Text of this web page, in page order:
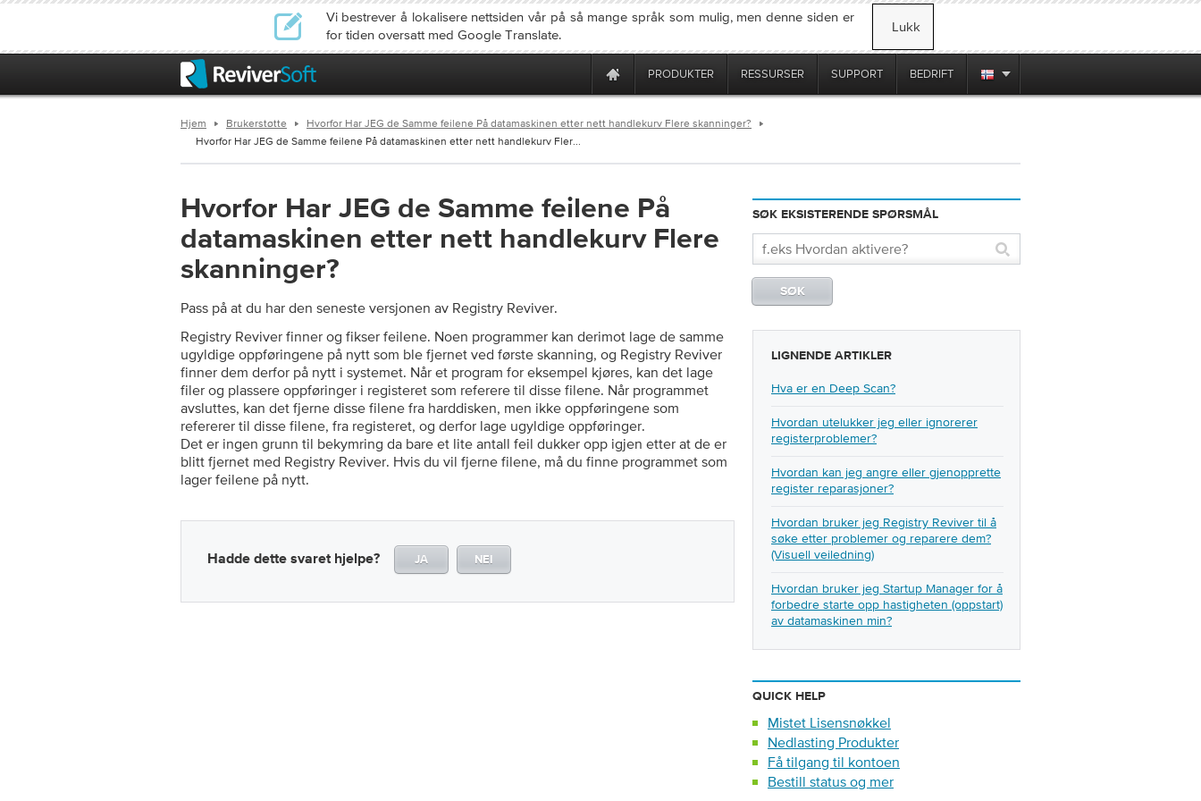
Vi bestrever å lokalisere nettsiden vår på så mange språk som mulig, men denne siden er
for tiden oversatt med Google Translate.
Lukk
PRODUKTER RESSURSER SUPPORT BEDRIFT
Hjem Brukerstøtte
Hvorfor Har JEG de Samme feilene På datamaskinen etter nett handlekurv Flere skanninger?
Hvorfor Har JEG de Samme feilene På datamaskinen etter nett handlekurv Fler...
Hvorfor Har JEG de Samme feilene På
datamaskinen etter nett handlekurv Flere
skanninger?
Pass på at du har den seneste versjonen av Registry Reviver.
Registry Reviver finner og fikser feilene. Noen programmer kan derimot lage de samme
ugyldige oppføringene på nytt som ble fjernet ved første skanning, og Registry Reviver
finner dem derfor på nytt i systemet. Når et program for eksempel kjøres, kan det lage
filer og plassere oppføringer i registeret som referere til disse filene. Når programmet
avsluttes, kan det fjerne disse filene fra harddisken, men ikke oppføringene som
refererer til disse filene, fra registeret, og derfor lage ugyldige oppføringer.
Det er ingen grunn til bekymring da bare et lite antall feil dukker opp igjen etter at de er
blitt fjernet med Registry Reviver. Hvis du vil fjerne filene, må du finne programmet som
lager feilene på nytt.
Hadde dette svaret hjelpe? JA NEI
SØK EKSISTERENDE SPØRSMÅL
LIGNENDE ARTIKLER
Hva er en Deep Scan?
Hvordan utelukker jeg eller ignorerer
registerproblemer?
Hvordan kan jeg angre eller gjenopprette
register reparasjoner?
Hvordan bruker jeg Registry Reviver til å
søke etter problemer og reparere dem?
(Visuell veiledning)
Hvordan bruker jeg Startup Manager for å
forbedre starte opp hastigheten (oppstart)
av datamaskinen min?
QUICK HELP
Mistet Lisensnøkkel
Nedlasting Produkter
Få tilgang til kontoen
Bestill status og mer